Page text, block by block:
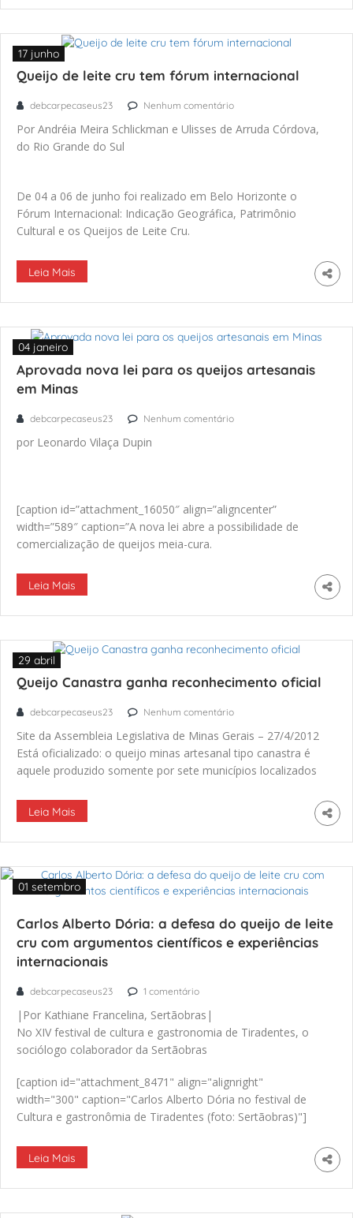
Patrimônio Cultural Imaterial […]
Queijo de leite cru tem fórum internacional
17 junho
debcarpecaseus23 Nenhum comentário
Por Andréia Meira Schlickman e Ulisses de Arruda Córdova,
do Rio Grande do Sul
De 04 a 06 de junho foi realizado em Belo Horizonte o
Fórum Internacional: Indicação Geográfica, Patrimônio
Cultural e os Queijos de Leite Cru.
Leia Mais
Aprovada nova lei para os queijos artesanais
em Minas
04 janeiro
debcarpecaseus23 Nenhum comentário
por Leonardo Vilaça Dupin
[caption id=”attachment_16050″ align=”aligncenter”
width=”589″ caption=”A nova lei abre a possibilidade de
comercialização de queijos meia-cura.
Leia Mais
Queijo Canastra ganha reconhecimento oficial
29 abril
debcarpecaseus23 Nenhum comentário
Site da Assembleia Legislativa de Minas Gerais – 27/4/2012
Está oficializado: o queijo minas artesanal tipo canastra é
aquele produzido somente por sete municípios localizados
Leia Mais
Carlos Alberto Dória: a defesa do queijo de leite
cru com argumentos científicos e experiências
internacionais
01 setembro
debcarpecaseus23 1 comentário
|Por Kathiane Francelina, Sertãobras|
No XIV festival de cultura e gastronomia de Tiradentes, o
sociólogo colaborador da Sertãobras
[caption id="attachment_8471" align="alignright"
width="300" caption="Carlos Alberto Dória no festival de
Cultura e gastronômia de Tiradentes (foto: Sertãobras)"]
Carlos Alberto Dória debateu com os participantes
(domingo, 28 de agosto), o tema “A
Leia Mais